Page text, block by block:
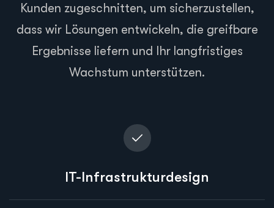
Kunden zugeschnitten, um sicherzustellen,
dass wir Lösungen entwickeln, die greifbare
Ergebnisse liefern und Ihr langfristiges
Wachstum unterstützen.
IT-Infrastrukturdesign